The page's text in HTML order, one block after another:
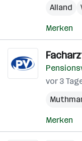
Alland
Merken
vor 3
Merken